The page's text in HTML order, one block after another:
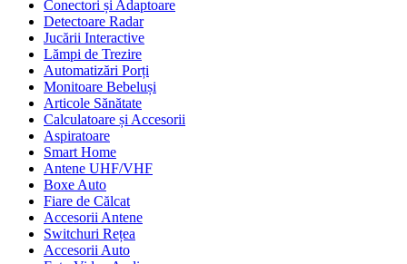
Conectori și Adaptoare
Detectoare Radar
Jucării Interactive
Lămpi de Trezire
Automatizări Porți
Monitoare Bebeluși
Articole Sănătate
Calculatoare și Accesorii
Aspiratoare
Smart Home
Antene UHF/VHF
Boxe Auto
Fiare de Călcat
Accesorii Antene
Switchuri Rețea
Accesorii Auto